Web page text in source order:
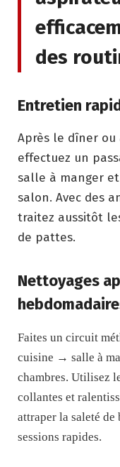
des
Entretien
Après le dîner
effectuez un
salle à manger
salon. Avec des
traitez aussitôt
de pattes.
Nettoyages
Faites un circuit
cuisine → salle à
chambres. Utilisez
collantes et
attraper la saleté de
sessions rapides.